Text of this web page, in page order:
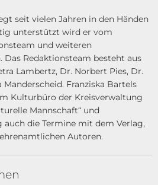
seit vielen Jahren in den Händen
un­terstützt wird er vom
und weiteren
Das Redaktionsteam besteht aus
Lambertz, Dr. Norbert Pies, Dr.
Franziska Bartels
Kulturbüro der Kreisverwaltung
Mann­schaft“ und
die Termine mit dem Verlag,
Autoren.